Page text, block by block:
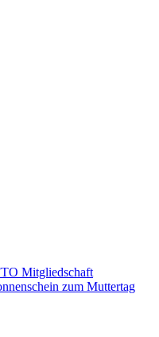
Mitgliedschaft
zum Muttertag